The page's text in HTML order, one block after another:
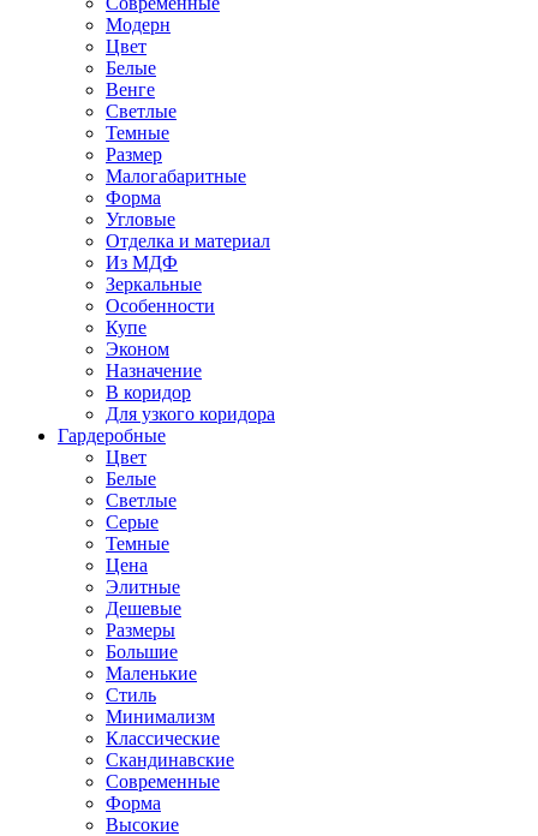
Модерн
Цвет
Белые
Венге
Светлые
Темные
Размер
Малогабаритные
Форма
Угловые
Отделка и материал
Из МДФ
Зеркальные
Особенности
Купе
Эконом
Назначение
В коридор
Для узкого коридора
Гардеробные
Цвет
Белые
Светлые
Серые
Темные
Цена
Элитные
Дешевые
Размеры
Большие
Маленькие
Стиль
Минимализм
Классические
Скандинавские
Современные
Форма
Высокие